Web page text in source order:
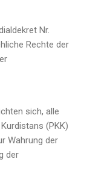
Nr.
Rechte der
sich, alle
(PKK)
Wahrung der
der